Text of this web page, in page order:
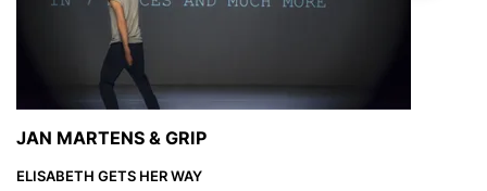
JAN MARTENS & GRIP
ELISABETH GETS HER WAY